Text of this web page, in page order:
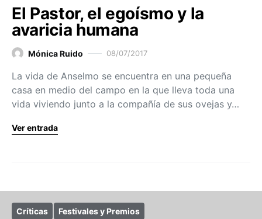
El Pastor, el egoísmo y la
avaricia humana
Mónica Ruido 08/07/2017
La vida de Anselmo se encuentra en una pequeña
casa en medio del campo en la que lleva toda una
vida viviendo junto a la compañía de sus ovejas y…
Ver entrada
Críticas Festivales y Premios